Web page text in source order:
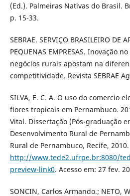
(Ed.). Palmeiras Nativas do Brasil.
p. 15-33.
SEBRAE. SERVIÇO BRASILEIRO DE
PEQUENAS EMPRESAS. Inovação
negócios rurais apostam na
competitividade. Revista SEBRAE
SILVA, E. C. A. O uso do comercio
flores tropicais em Pernambuco.
Vital. Dissertação (Pós-graduação
Desenvolvimento Rural de
Rural de Pernambuco, Recife,
http://www.tede2.ufrpe.br:8080/
preview-link0. Acesso em: 27 fev.
SONCIN, Carlos Armando.; NETO,